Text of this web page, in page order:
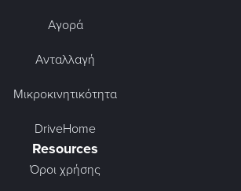
Αγορά
Ανταλλαγή
Μικροκινητικότητα
DriveHome
Resources
Όροι χρήσης